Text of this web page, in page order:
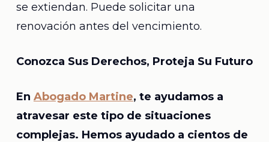
se extiendan. Puede solicitar una
renovación antes del vencimiento.
Conozca Sus Derechos, Proteja Su Futuro
En Abogado Martine, te ayudamos a
atravesar este tipo de situaciones
complejas. Hemos ayudado a cientos de